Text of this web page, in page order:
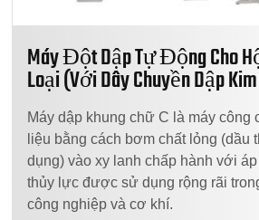
Máy Đột Dập Tự Động Cho
Loại (Với Dây Chuyền Dập
Máy dập khung chữ C là máy công
liệu bằng cách bơm chất lỏng (dầu
dụng) vào xy lanh chấp hành với
thủy lực được sử dụng rộng rãi
công nghiệp và cơ khí.